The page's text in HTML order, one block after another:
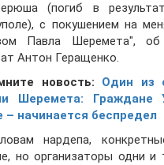
(погиб в
с покушением на
Павла Шеремета", об
Антон Геращенко.
новость: Один из
Шеремета: Граждане
– начинается беспредел
нардепа,
но организаторы одни и